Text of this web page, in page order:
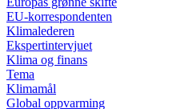
EU-korrespondenten
Klimalederen
Ekspertintervjuet
Klima og finans
Tema
Klimamål
Global oppvarming